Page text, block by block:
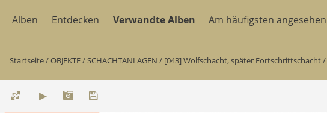
Alben Entdecken Verwandte Alben Am häufigsten angesehen
Startseite/OBJEKTE/SCHACHTANLAGEN / [043] Wolfschacht, später Fortschrittschacht/